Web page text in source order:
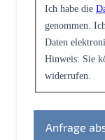
Ich habe die
genommen.
Daten
Hinweis: Sie
widerrufen.